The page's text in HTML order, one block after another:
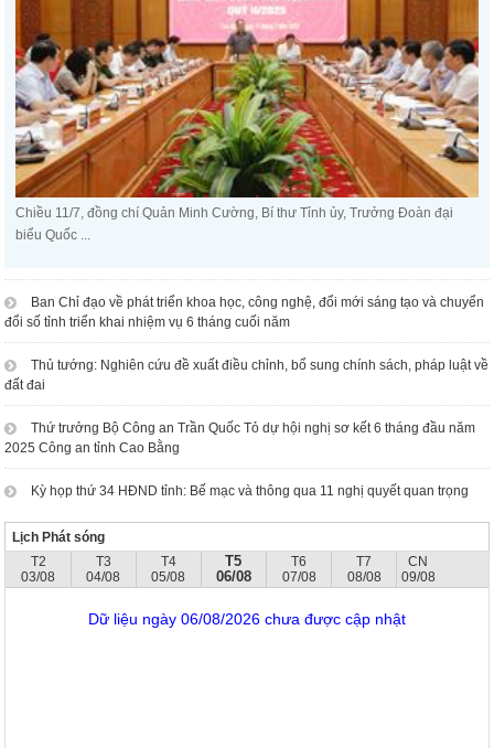
Chiều 11/7, đồng chí Quản Minh Cường, Bí thư Tỉnh ủy, Trưởng Đoàn đại
biểu Quốc ...
Ban Chỉ đạo về phát triển khoa học, công nghệ, đổi mới sáng tạo và chuyển
đổi số tỉnh triển khai nhiệm vụ 6 tháng cuối năm
Thủ tướng: Nghiên cứu đề xuất điều chỉnh, bổ sung chính sách, pháp luật về
đất đai
Thứ trưởng Bộ Công an Trần Quốc Tỏ dự hội nghị sơ kết 6 tháng đầu năm
2025 Công an tỉnh Cao Bằng
Kỳ họp thứ 34 HĐND tỉnh: Bế mạc và thông qua 11 nghị quyết quan trọng
Lịch Phát sóng
T2
03/08
T3
04/08
T4
05/08
T5
06/08
T6
07/08
T7
08/08
CN
09/08
Dữ liệu ngày 06/08/2026 chưa được cập nhật